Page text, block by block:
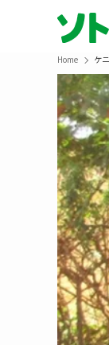
Home ケ